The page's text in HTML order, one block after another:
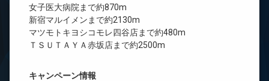
女子医大病院まで約870m
新宿マルイメンまで約2130m
マツモトキヨシコモレ四谷店まで約480m
ＴＳＵＴＡＹＡ赤坂店まで約2500m
キャンペーン情報